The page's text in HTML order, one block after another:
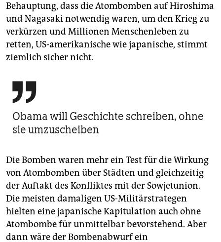
Behauptung, dass die Atombomben auf Hiroshima
und Nagasaki notwendig waren, um den Krieg zu
verkürzen und Millionen Menschenleben zu
retten, US-amerikanische wie japanische, stimmt
ziemlich sicher nicht.

Obama will Geschichte schreiben, ohne
sie umzuscheiben
Die Bomben waren mehr ein Test für die Wirkung
von Atombomben über Städten und gleichzeitig
der Auftakt des Konfliktes mit der Sowjetunion.
Die meisten damaligen US-Militärstrategen
hielten eine japanische Kapitulation auch ohne
Atombombe für unmittelbar bevorstehend. Aber
dann wäre der Bombenabwurf ein